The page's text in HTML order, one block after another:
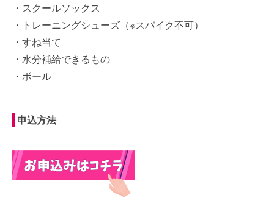
・スクールソックス
・トレーニングシューズ（※スパイク不可）
・すね当て
・水分補給できるもの
・ボール
申込方法